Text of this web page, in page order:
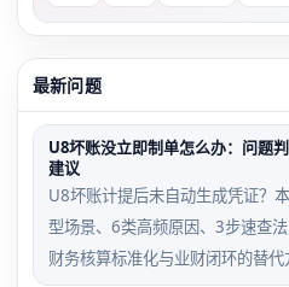
最新问题
U8坏账没立即制单怎么办：问题
建议
U8坏账计提后未自动生成凭证？
型场景、6类高频原因、3步速查
财务核算标准化与业财闭环的替代